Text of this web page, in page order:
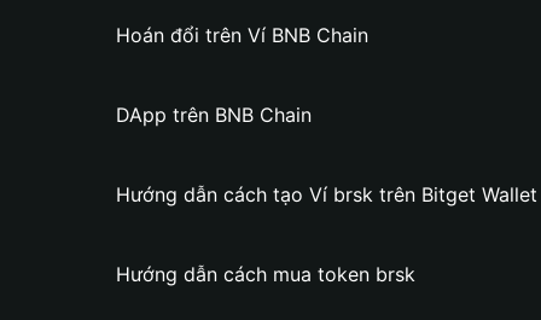
Hoán đổi trên Ví BNB Chain
DApp trên BNB Chain
Hướng dẫn cách tạo Ví brsk trên Bitget Wallet
Hướng dẫn cách mua token brsk